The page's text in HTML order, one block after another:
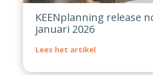
KEENplanning release
januari 2026